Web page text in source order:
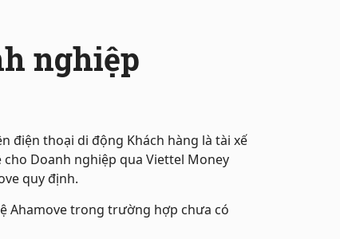
nghiệp
điện thoại di động Khách hàng là tài xế
Doanh nghiệp qua Viettel Money
quy định.
Ahamove trong trường hợp chưa có